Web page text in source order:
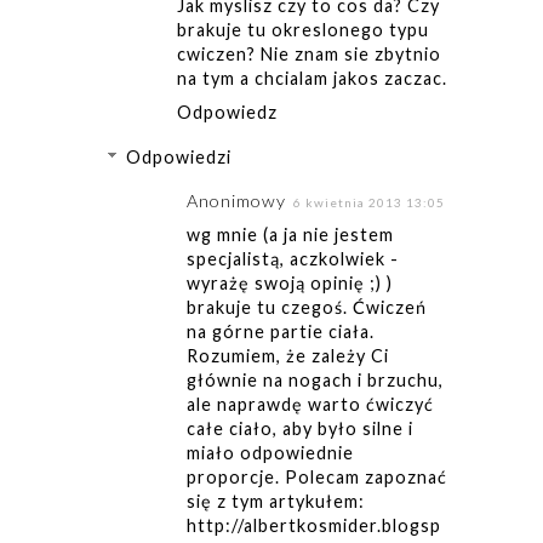
Jak myslisz czy to cos da? Czy
brakuje tu okreslonego typu
cwiczen? Nie znam sie zbytnio
na tym a chcialam jakos zaczac.
Odpowiedz
Odpowiedzi
Anonimowy 6 kwietnia 2013 13:05
wg mnie (a ja nie jestem
specjalistą, aczkolwiek -
wyrażę swoją opinię ;) )
brakuje tu czegoś. Ćwiczeń
na górne partie ciała.
Rozumiem, że zależy Ci
głównie na nogach i brzuchu,
ale naprawdę warto ćwiczyć
całe ciało, aby było silne i
miało odpowiednie
proporcje. Polecam zapoznać
się z tym artykułem:
http://albertkosmider.blogsp